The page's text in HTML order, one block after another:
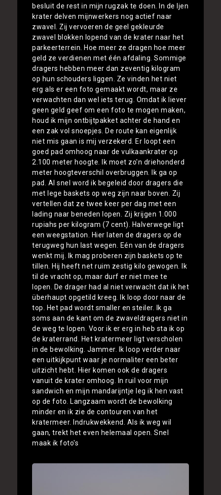
besluit de rest in mijn rugzak te doen. In de Ijen
krater delven mijnwerkers nog actief naar
zwavel. Zij vervoeren de geel gekleurde
zwavel blokken lopend van de krater naar het
parkeerterrein. Hoe meer ze dragen hoe meer
geld ze verdienen met één afdaling. Sommige
dragers hebben meer dan zeventig kilogram
op hun schouders liggen. Ze vinden het niet
erg als er een foto gemaakt wordt, maar ze
verwachten dan wel iets terug. Omdat ik liever
geen geld geef om een foto te mogen maken,
houd ik mijn ontbijtpakket achter de hand en
een zak vol snoepjes. De route kan eigenlijk
niet mis gaan is mij verzekerd. Er loopt een
goed pad omhoog naar de vulkaankrater op
2.100 meter hoogte. Ik moet zo'n driehonderd
meter hoogteverschil overbruggen. Ik ga op
pad. Al snel word ik begeleid door dragers die
met lege baskets op weg zijn naar boven. Zij
vertellen dat ze twee keer per dag met een
lading naar beneden lopen. Zij krijgen 1.000
rupiahs per kilogram (7 cent). Halverwege ligt
een weegstation. Hier laten de dragers op de
terugweg hun last wegen. Eén van de dragers
wenkt mij. Ik mag proberen zijn baskets op te
tillen. Hij heeft net ruim zestig kilo gewogen. Ik
til de vracht op, maar durf er niet mee te
lopen. De drager had al niet verwacht dat ik het
überhaupt opgetild kreeg. Ik loop door naar de
top. Het pad wordt smaller en steiler. Ik ga
soms aan de kant om de zwaveldragers niet in
de weg te lopen. Voor ik er erg in heb sta ik op
de kraterrand. Het kratermeer ligt verscholen
in de bewolking. Jammer. Ik loop verder naar
een uitkijkpunt waar je normaliter een beter
uitzicht hebt. Hier komen ook de dragers
vanuit de krater omhoog. In ruil voor mijn
sandwich en mijn mandarijntje leg ik hen vast
op de foto. Langzaam wordt de bewolking
minder en ik zie de contouren van het
kratermeer. Indrukwekkend. Als ik weg wil
gaan, trekt het even helemaal open. Snel
maak ik foto's